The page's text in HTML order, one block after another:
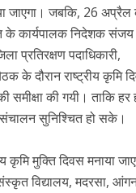
जाएगा। जबकि, 26 अप्रैल
के कार्यपालक निदेशक
प्रतिरक्षण पदाधिकारी,
के दौरान राष्ट्रीय कृमि
समीक्षा की गयी। ताकि हर
सुनिश्चित हो सके।
कृमि मुक्ति दिवस मनाया
विद्यालय, मदरसा,